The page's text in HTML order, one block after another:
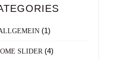
(1)
SLIDER (4)